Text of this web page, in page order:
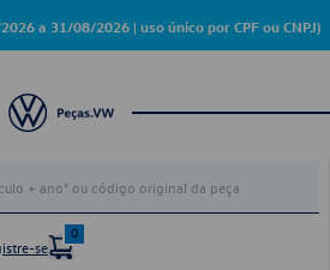
a 31/08/2026 | uso único por CPF ou CNPJ)
se
0